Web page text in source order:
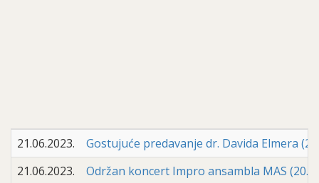
21.06.2023.
Gostujuće predavanje dr. Davida Elmera
21.06.2023.
Održan koncert Impro ansambla MAS (20.